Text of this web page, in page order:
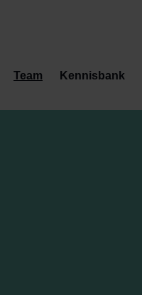
Team Kennisbank